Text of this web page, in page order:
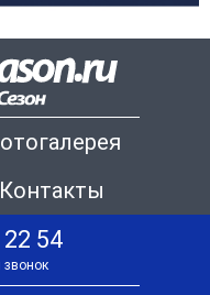
Контакты
54
звонок